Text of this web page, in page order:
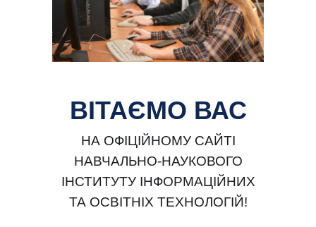
ВІТАЄМО ВАС
НА ОФІЦІЙНОМУ САЙТІ
НАВЧАЛЬНО-НАУКОВОГО
ІНСТИТУТУ ІНФОРМАЦІЙНИХ
ТА ОСВІТНІХ ТЕХНОЛОГІЙ!